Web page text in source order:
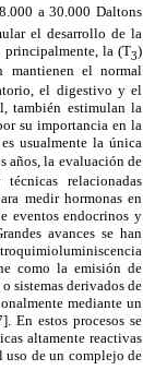
a 30.000 Daltons
el desarrollo de la
principalmente, la (T3)
mantienen el normal
el digestivo y el
también estimulan la
su importancia en la
es usualmente la única
años, la evaluación de
relacionadas
medir hormonas en
eventos endocrinos y
avances se han
como la emisión de
sistemas derivados de
mediante un
En estos procesos se
altamente reactivas
uso de un complejo de